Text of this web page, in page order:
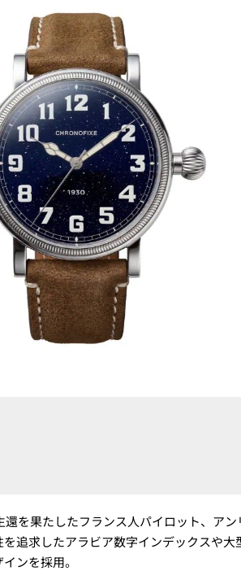
を果たしたフランス人パイロット、ア
追求したアラビア数字インデックスや
ンを採用。